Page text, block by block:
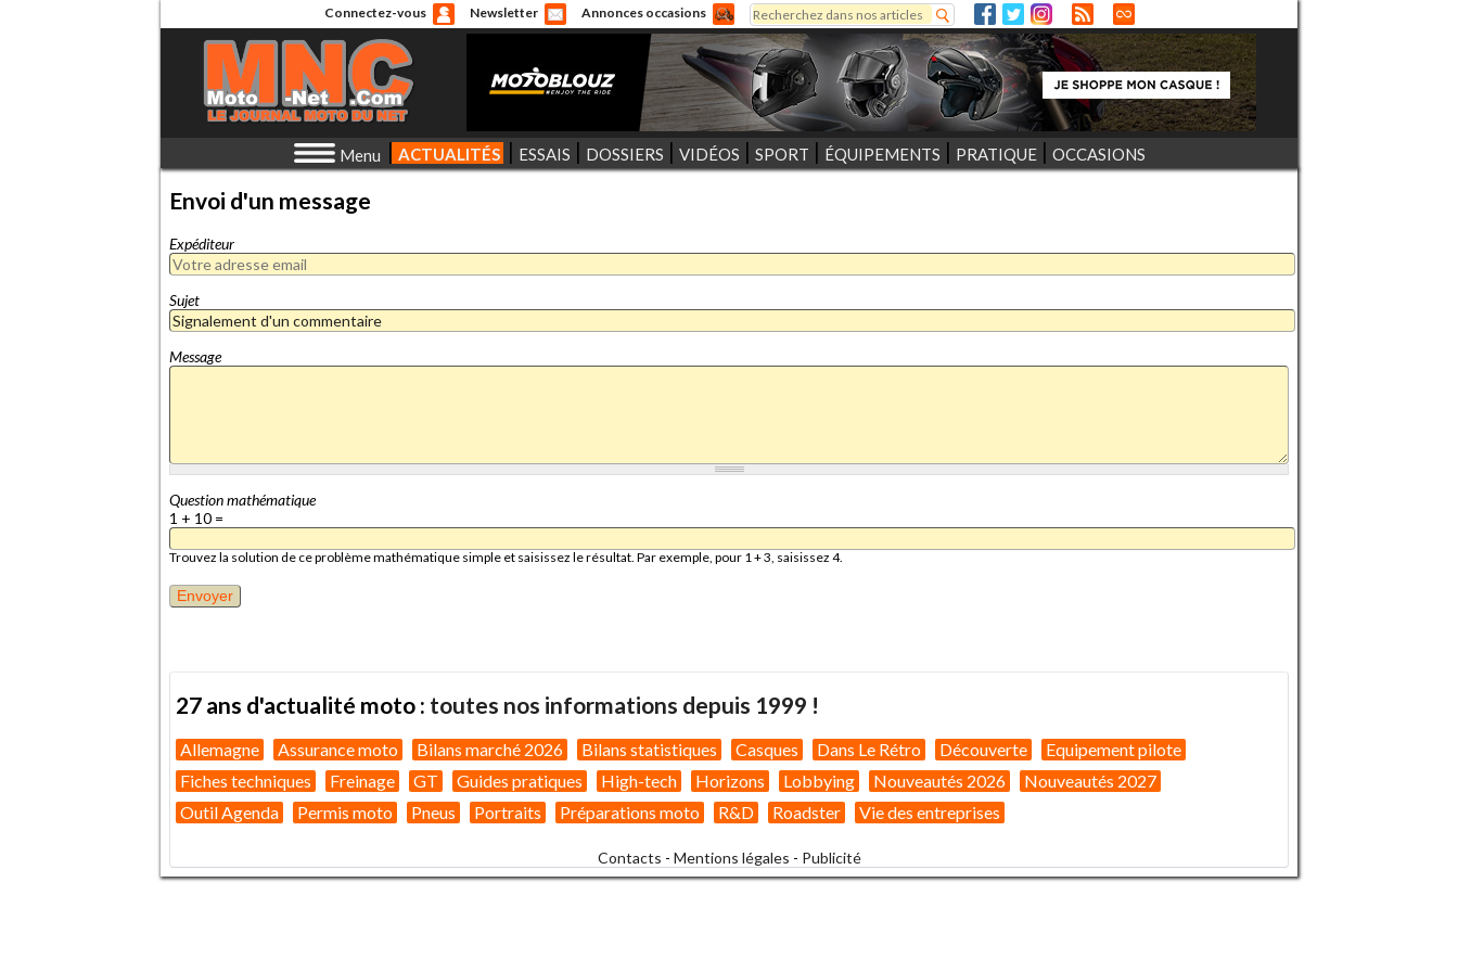
Connectez-vous Newsletter Annonces occasions
Formulaire de recherche
Rechercher
Menu ACTUALITÉS ESSAIS DOSSIERS VIDÉOS SPORT ÉQUIPEMENTS PRATIQUE OCCASIONS
Envoi d'un message
Expéditeur
Sujet
Message
Question mathématique
1 + 10 =
Trouvez la solution de ce problème mathématique simple et saisissez le résultat. Par exemple, pour 1 + 3, saisissez 4.
27 ans d'actualité moto : toutes nos informations depuis 1999 !
Allemagne Assurance moto Bilans marché 2026 Bilans statistiques Casques Dans Le Rétro Découverte
Equipement pilote
Fiches techniques
Freinage GT Guides pratiques High-tech Horizons Lobbying Nouveautés 2026
Nouveautés 2027
Outil Agenda
Permis moto Pneus Portraits Préparations moto R&D Roadster Vie des entreprises
Contacts - Mentions légales - Publicité